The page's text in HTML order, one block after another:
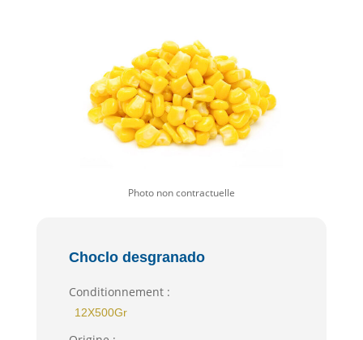
Choclo desgranado
Conditionnement :
12X500Gr